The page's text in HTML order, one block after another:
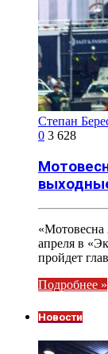
Степан
0 3 628
«Мотовесна
апреля в
пройдет
Подробнее »
Новости